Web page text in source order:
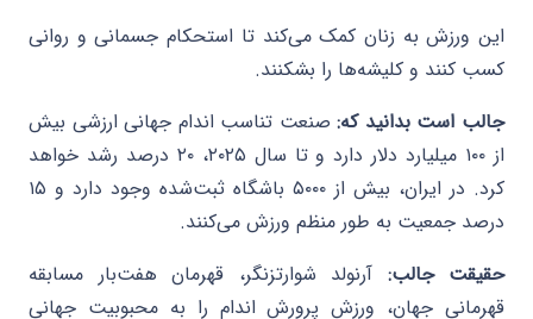
این ورزش به زنان کمک می‌کند تا استحکام جسمانی و روانی
کسب کنند و کلیشه‌ها را بشکنند.
جالب است بدانید که: صنعت تناسب اندام جهانی ارزشی بیش
از ۱۰۰ میلیارد دلار دارد و تا سال ۲۰۲۵، ۲۰ درصد رشد خواهد
کرد. در ایران، بیش از ۵۰۰۰ باشگاه ثبت‌شده وجود دارد و ۱۵
درصد جمعیت به طور منظم ورزش می‌کنند.
حقیقت جالب: آرنولد شوارتزنگر، قهرمان هفت‌بار مسابقه
قهرمانی جهان، ورزش پرورش اندام را به محبوبیت جهانی